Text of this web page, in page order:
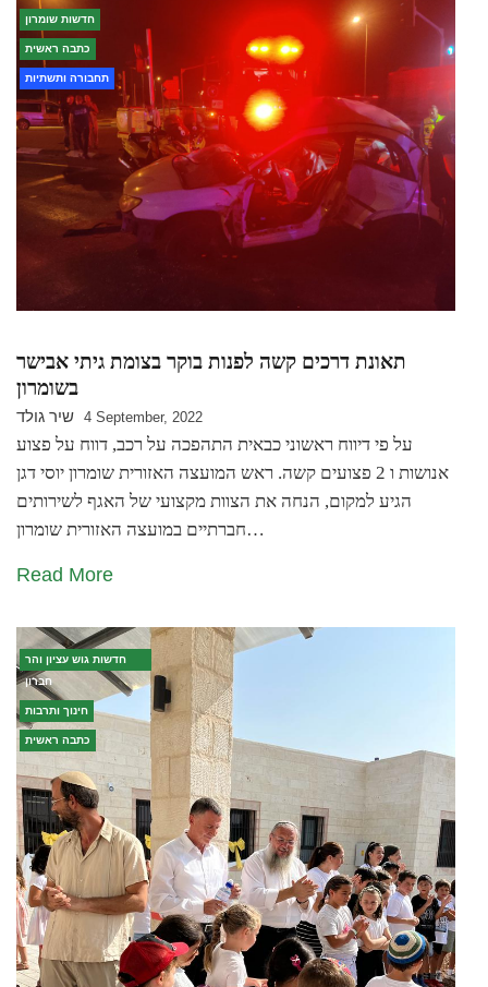
חדשות שומרון
כתבה ראשית
תחבורה ותשתיות
תאונת דרכים קשה לפנות בוקר בצומת גיתי אבישר
בשומרון
שיר גולד 4 September, 2022
על פי דיווח ראשוני כבאית התהפכה על רכב, דווח על פצוע
אנושות ו 2 פצועים קשה. ראש המועצה האזורית שומרון יוסי דגן
הגיע למקום, הנחה את הצוות מקצועי של האגף לשירותים
חברתיים במועצה האזורית שומרון…
Read More
חדשות גוש עציון והר
חברון
חינוך ותרבות
כתבה ראשית